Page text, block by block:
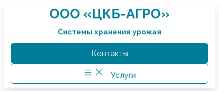
ООО «ЦКБ-АГРО»
Системы хранения урожая
Контакты
Услуги